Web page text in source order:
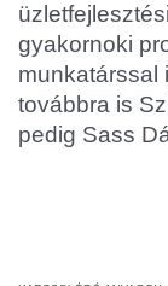
gyakornoki
munkatárssal
továbbra is
pedig Sass